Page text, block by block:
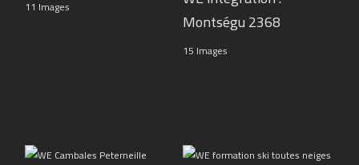
11 Images
Montségu 2368
15 Images